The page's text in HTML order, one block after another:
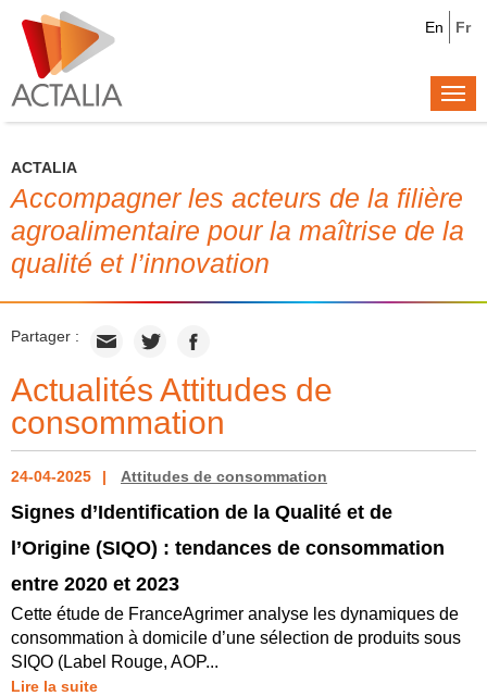
Fr
En
ACTALIA
Accompagner les acteurs de la filière
agroalimentaire pour la maîtrise de la
qualité et l’innovation
Partager :
Actualités Attitudes de
consommation
24-04-2025 Attitudes de consommation
Signes d’Identification de la Qualité et de
l’Origine (SIQO) : tendances de consommation
entre 2020 et 2023
Cette étude de FranceAgrimer analyse les dynamiques de
consommation à domicile d’une sélection de produits sous
SIQO (Label Rouge, AOP...
Lire la suite